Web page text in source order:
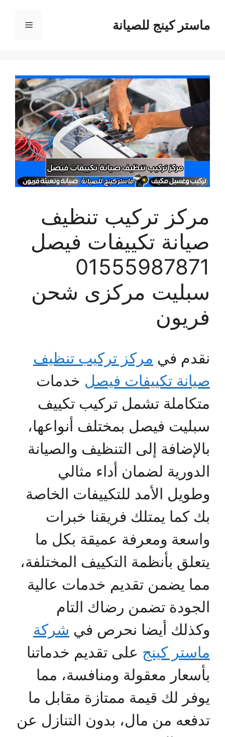
المحتوىماستر كينج للصيانة القائمة
مركز تركيب تنظيف
صيانة تكييفات فيصل
01555987871
سبليت مركزى شحن
فريون
نقدم في مركز تركيب تنظيف
صيانة تكييفات فيصل خدمات
متكاملة تشمل تركيب تكييف
سبليت فيصل بمختلف أنواعها،
بالإضافة إلى التنظيف والصيانة
الدورية لضمان أداء مثالي
وطويل الأمد للتكييفات الخاصة
بك كما يمتلك فريقنا خبرات
واسعة ومعرفة عميقة بكل ما
يتعلق بأنظمة التكييف المختلفة،
مما يضمن تقديم خدمات عالية
الجودة تضمن رضاك التام
وكذلك أيضا نحرص في شركة
ماستر كينج على تقديم خدماتنا
بأسعار معقولة ومنافسة، مما
يوفر لك قيمة ممتازة مقابل ما
تدفعه من مال، بدون التنازل عن